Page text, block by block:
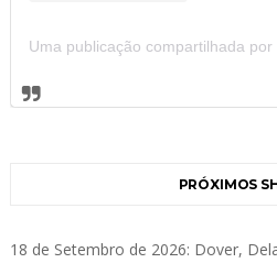
PRÓXIMOS
18 de Setembro de 2026: Dover,